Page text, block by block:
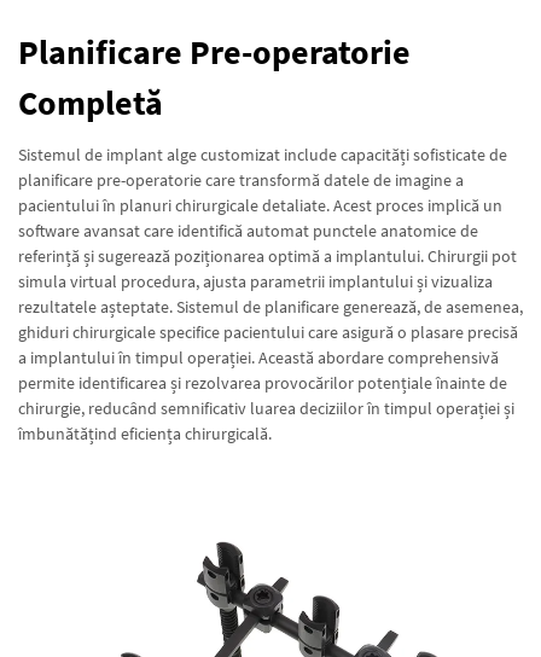
Planificare Pre-operatorie
Completă
Sistemul de implant alge customizat include capacități sofisticate de
planificare pre-operatorie care transformă datele de imagine a
pacientului în planuri chirurgicale detaliate. Acest proces implică un
software avansat care identifică automat punctele anatomice de
referință și sugerează poziționarea optimă a implantului. Chirurgii pot
simula virtual procedura, ajusta parametrii implantului și vizualiza
rezultatele așteptate. Sistemul de planificare generează, de asemenea,
ghiduri chirurgicale specifice pacientului care asigură o plasare precisă
a implantului în timpul operației. Această abordare comprehensivă
permite identificarea și rezolvarea provocărilor potențiale înainte de
chirurgie, reducând semnificativ luarea deciziilor în timpul operației și
îmbunătățind eficiența chirurgicală.